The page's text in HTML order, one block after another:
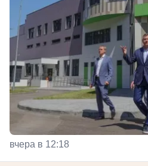
вчера в 12:18